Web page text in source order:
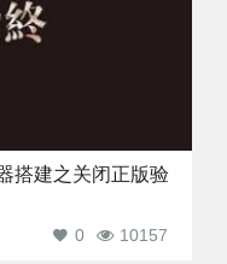
搭建之关闭正版验
10157
0